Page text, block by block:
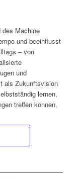
des Machine
und beeinflusst
– von
und
als Zukunftsvision
lernen,
treffen können.